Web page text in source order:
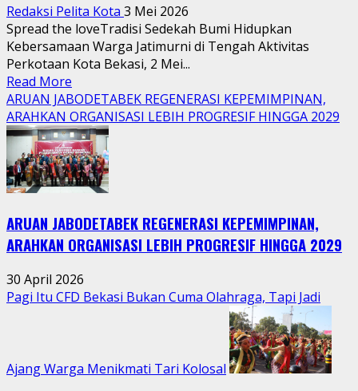
Redaksi Pelita Kota 3 Mei 2026
Spread the loveTradisi Sedekah Bumi Hidupkan
Kebersamaan Warga Jatimurni di Tengah Aktivitas
Perkotaan Kota Bekasi, 2 Mei...
Read More
more
about
Tradisi
Sedekah
Bumi
Hidupkan
Warga
Jatimurni
di
Tengah
Aktivitas
Perkotaan
ARUAN JABODETABEK REGENERASI KEPEMIMPINAN,
ARAHKAN ORGANISASI LEBIH PROGRESIF HINGGA 2029
ARUAN JABODETABEK REGENERASI KEPEMIMPINAN,
ARAHKAN ORGANISASI LEBIH PROGRESIF HINGGA 2029
30 April 2026
Pagi Itu CFD Bekasi Bukan Cuma Olahraga, Tapi Jadi
Ajang Warga Menikmati Tari Kolosal